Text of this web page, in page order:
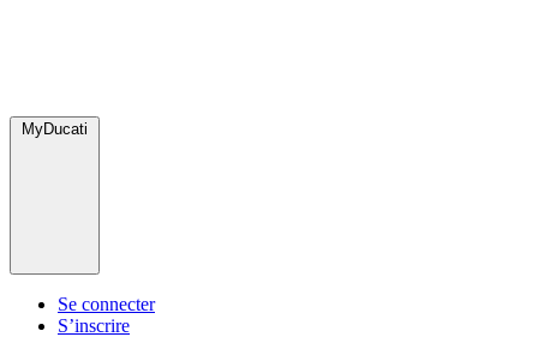
MyDucati
Se connecter
S’inscrire